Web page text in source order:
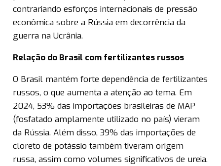
contrariando esforços internacionais de pressão
econômica sobre a Rússia em decorrência da
guerra na Ucrânia.
Relação do Brasil com fertilizantes russos
O Brasil mantém forte dependência de fertilizantes
russos, o que aumenta a atenção ao tema. Em
2024, 53% das importações brasileiras de MAP
(fosfatado amplamente utilizado no país) vieram
da Rússia. Além disso, 39% das importações de
cloreto de potássio também tiveram origem
russa, assim como volumes significativos de ureia.